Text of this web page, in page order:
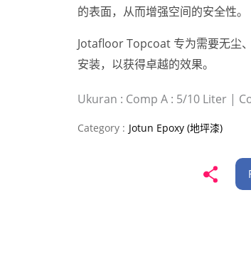
的表面，从而增强空间的安全性。
Jotafloor Topcoat 专为需要无尘
安装，以获得卓越的效果。
Ukuran : Comp A : 5/10 Liter |
Category : Jotun Epoxy (地坪漆)